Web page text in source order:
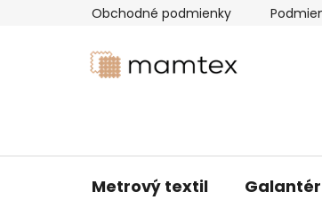
Obchodné podmienky
Metrový textil